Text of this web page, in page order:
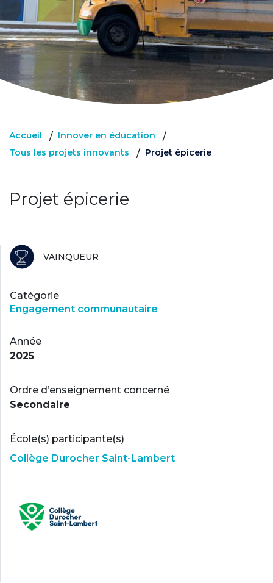
Accueil / Innover en éducation /
Tous les projets innovants / Projet épicerie
Projet épicerie
VAINQUEUR
Catégorie
Engagement communautaire
Année
2025
Ordre d’enseignement concerné
Secondaire
École(s) participante(s)
Collège Durocher Saint-Lambert